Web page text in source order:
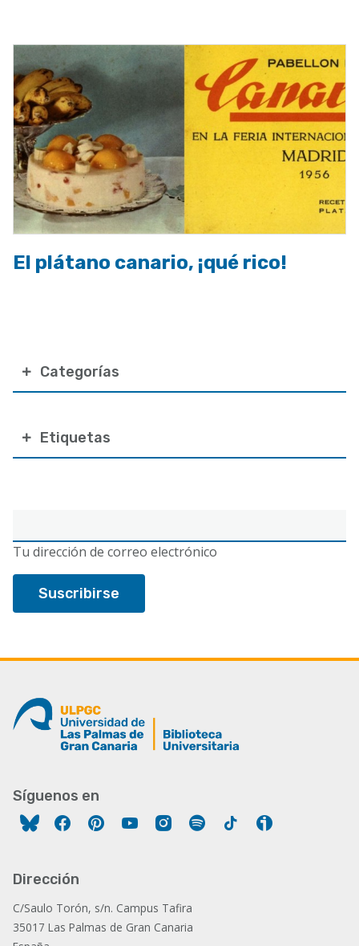
la
navegación
electrónico
Tu dirección de correo electrónico
Categorías
Etiquetas
El plátano canario, ¡qué rico!
Síguenos en
FacebookPinterestYouTubeInstagram
Spotify Tiktok
Dirección
C/Saulo Torón, s/n. Campus Tafira
35017 Las Palmas de Gran Canaria